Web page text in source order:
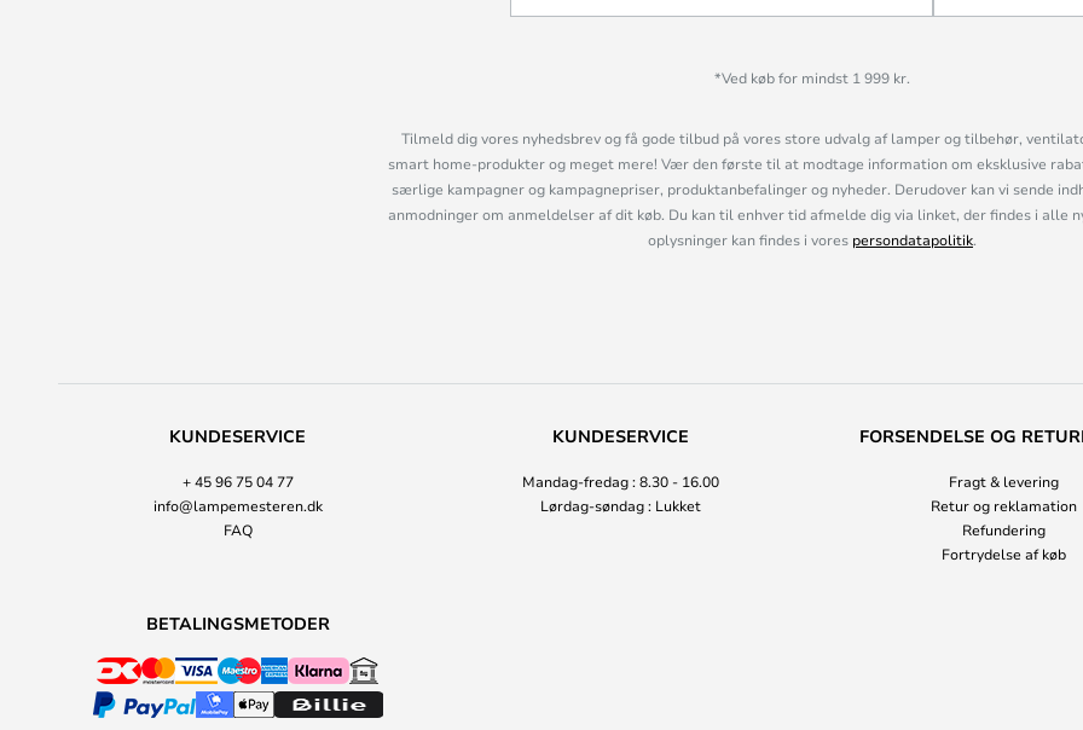
*Ved køb for mindst 1 999 kr.
Tilmeld dig vores nyhedsbrev og få gode tilbud på vores store udvalg af lamper og tilbehør,
smart home-produkter og meget mere! Vær den første til at modtage information om eksklusive
særlige kampagner og kampagnepriser, produktanbefalinger og nyheder. Derudover kan vi sende
anmodninger om anmeldelser af dit køb. Du kan til enhver tid afmelde dig via linket, der findes i alle
oplysninger kan findes i vores persondatapolitik.
KUNDESERVICE
+ 45 96 75 04 77
info@lampemesteren.dk
FAQ
KUNDESERVICE
Mandag-fredag : 8.30 - 16.00
Lørdag-søndag : Lukket
FORSENDELSE OG
Fragt & levering
Retur og reklamation
Refundering
Fortrydelse af køb
BETALINGSMETODER